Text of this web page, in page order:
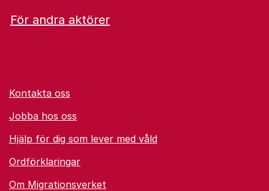
För andra aktörer
Kontakta oss
Jobba hos oss
Hjälp för dig som lever med våld
Ordförklaringar
Om Migrationsverket